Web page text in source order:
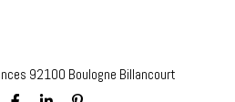
92100 Boulogne Billancourt